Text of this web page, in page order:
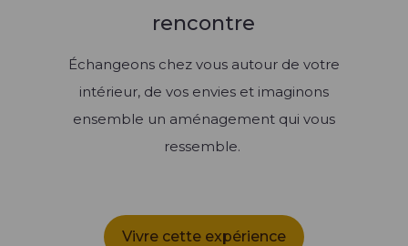
rencontre
Échangeons chez vous autour de votre
intérieur, de vos envies et imaginons
ensemble un aménagement qui vous
ressemble.
Vivre cette expérience